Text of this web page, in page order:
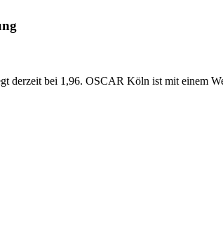
derzeit bei 1,96. OSCAR Köln ist mit einem